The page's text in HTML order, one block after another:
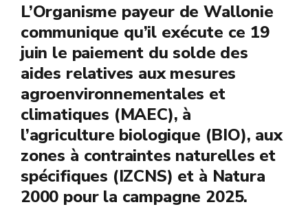
L’Organisme payeur de Wallonie
communique qu’il exécute ce 19
juin le paiement du solde des
aides relatives aux mesures
agroenvironnementales et
climatiques (MAEC), à
l’agriculture biologique (BIO), aux
zones à contraintes naturelles et
spécifiques (IZCNS) et à Natura
2000 pour la campagne 2025.